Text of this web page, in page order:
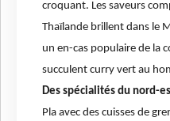
croquant. Les saveurs
Thaïlande brillent dans le
un en-cas populaire de la
succulent curry vert au
Des spécialités du nord-
Pla avec des cuisses de